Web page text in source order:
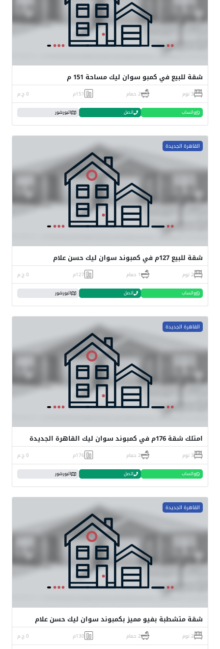
شقة للبيع في كمبو سوان ليك مساحة 151 م
3 نوم 2 حمام 151م 0 ج.م
واتساب اتصل البورشور
القاهرة الجديدة
شقة للبيع 127م في كمبوند سوان ليك حسن علام
2 نوم 1 حمام 127م 0 ج.م
واتساب اتصل البورشور
القاهرة الجديدة
امتلك شقة 176م في كمبوند سوان ليك القاهرة الجديدة
3 نوم 2 حمام 176م 0 ج.م
واتساب اتصل البورشور
القاهرة الجديدة
شقة متشطبة بفيو مميز بكمبوند سوان ليك حسن علام
2 نوم 2 حمام 130م 0 ج.م